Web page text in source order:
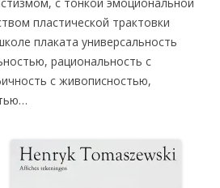
пластической трактовки
плаката универсальность
рациональность с
с живописностью,